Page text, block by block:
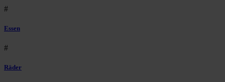
#
Essen
#
Räder